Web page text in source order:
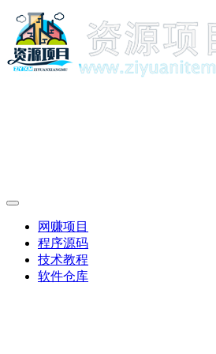
网赚项目
程序源码
技术教程
软件仓库